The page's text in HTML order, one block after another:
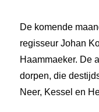
De komende
regisseur Johan
Haammaeker. De
dorpen, die
Neer, Kessel en